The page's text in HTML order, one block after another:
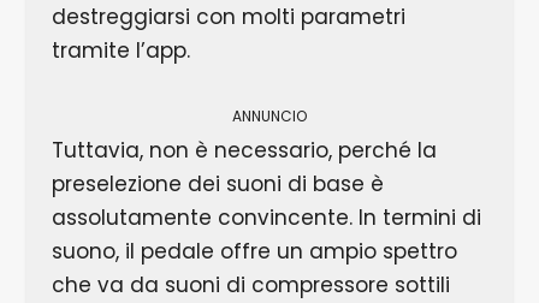
destreggiarsi con molti parametri
tramite l’app.
ANNUNCIO
Tuttavia, non è necessario, perché la
preselezione dei suoni di base è
assolutamente convincente. In termini di
suono, il pedale offre un ampio spettro
che va da suoni di compressore sottili